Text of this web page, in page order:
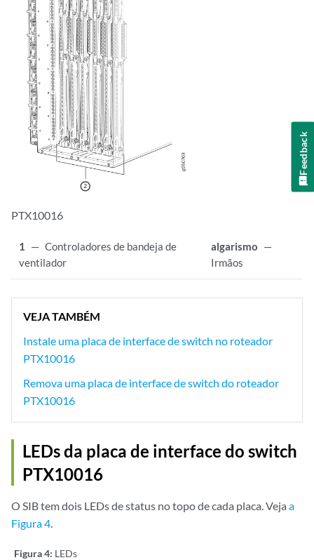
PTX10016
1 — Controladores de bandeja de
ventilador
algarismo —
Irmãos
VEJA TAMBÉM
Instale uma placa de interface de switch no roteador
PTX10016
Remova uma placa de interface de switch do roteador
PTX10016
LEDs da placa de interface do switch
PTX10016
O SIB tem dois LEDs de status no topo de cada placa. Veja a
Figura 4.
Figura 4: LEDs
Feedback